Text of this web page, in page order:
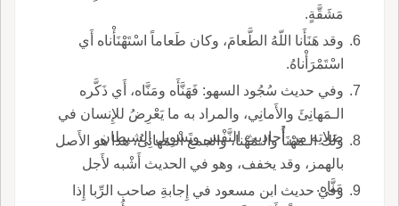
مَشَقَّةٍ.
وقد هَنَأَنا اللّهُ الطَّعامَ، وكان طَعاماً اسْتَهْنَأْناه أَي
اسْتَمْرَأْناهُ.
وفي حديث سُجُود السهو: فَهَنَّأَه ومَنَّاه، أَي ذَكَّره
الـمَهانِئَ والأَمانِي، والمراد به ما يَعْرِضُ للإِنسان في
صَلاتِه من أَحاديثِ النَّفْس وتَسْوِيل الشيطان.
ولك الـمَهْنَأُ والـمَهْنا، والجمع الـمَهانِئُ، هذا هو الأَصل
بالهمز، وقد يخفف، وهو في الحديث أَشْبه لأَجل
مَنَّاه.
وفي حديث ابن مسعود في إِجابةِ صاحب الرِّبا إِذا